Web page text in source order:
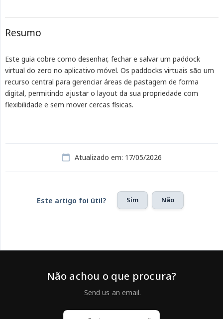
Resumo
Este guia cobre como desenhar, fechar e salvar um paddock
virtual do zero no aplicativo móvel. Os paddocks virtuais são um
recurso central para gerenciar áreas de pastagem de forma
digital, permitindo ajustar o layout da sua propriedade com
flexibilidade e sem mover cercas físicas.
Atualizado em: 17/05/2026
Este artigo foi útil? Sim Não
Não achou o que procura?